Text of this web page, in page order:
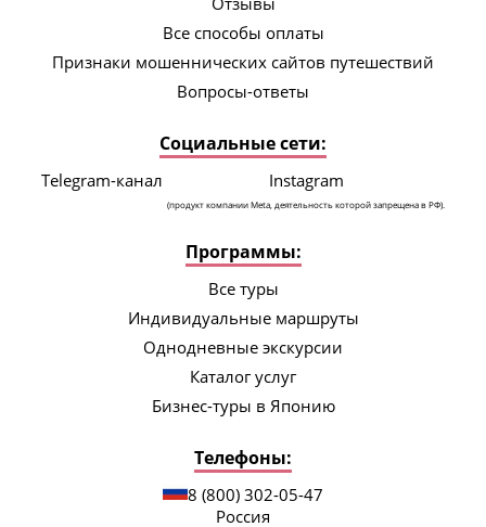
Все способы оплаты
Признаки мошеннических сайтов путешествий
Вопросы-ответы
Социальные сети:
Telegram-канал Instagram
(продукт компании Meta, деятельность которой запрещена в РФ).
Программы:
Все туры
Индивидуальные маршруты
Однодневные экскурсии
Каталог услуг
Бизнес-туры в Японию
Телефоны:
8 (800) 302-05-47
Россия